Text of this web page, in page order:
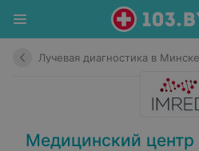
Лучевая диагностика в Минске
Медицинский